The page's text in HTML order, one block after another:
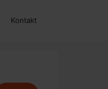
Kontakt